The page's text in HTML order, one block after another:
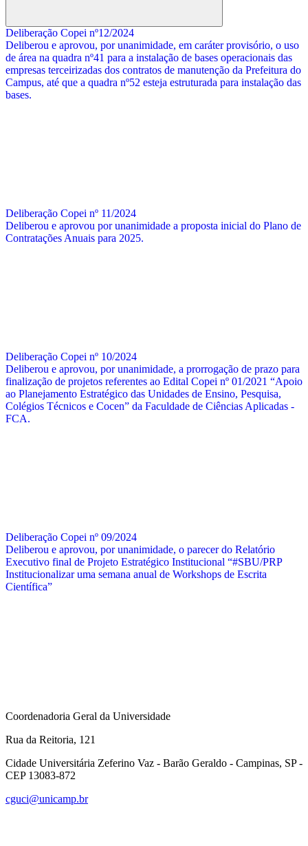
Buscar
Deliberação Copei nº12/2024
Deliberou e aprovou, por unanimidade, em caráter provisório, o uso
de área na quadra nº41 para a instalação de bases operacionais das
empresas terceirizadas dos contratos de manutenção da Prefeitura do
Campus, até que a quadra nº52 esteja estruturada para instalação das
bases.
Deliberação Copei nº 11/2024
Deliberou e aprovou por unanimidade a proposta inicial do Plano de
Contratações Anuais para 2025.
Deliberação Copei nº 10/2024
Deliberou e aprovou, por unanimidade, a prorrogação de prazo para
finalização de projetos referentes ao Edital Copei nº 01/2021 “Apoio
ao Planejamento Estratégico das Unidades de Ensino, Pesquisa,
Colégios Técnicos e Cocen” da Faculdade de Ciências Aplicadas -
FCA.
Deliberação Copei nº 09/2024
Deliberou e aprovou, por unanimidade, o parecer do Relatório
Executivo final de Projeto Estratégico Institucional “#SBU/PRP
Institucionalizar uma semana anual de Workshops de Escrita
Científica”
Coordenadoria Geral da Universidade
Rua da Reitoria, 121
Cidade Universitária Zeferino Vaz - Barão Geraldo - Campinas, SP -
CEP 13083-872
cguci@unicamp.br